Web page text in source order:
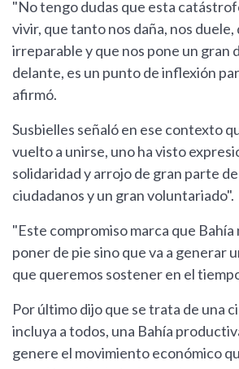
"No tengo dudas que esta
vivir, que tanto nos daña, nos duele,
irreparable y que nos pone un gran
delante, es un punto de inflexión
afirmó.
Susbielles señaló en ese contexto
vuelto a unirse, uno ha visto
solidaridad y arrojo de gran parte
ciudadanos y un gran voluntariado".
"Este compromiso marca que Bahía
poner de pie sino que va a generar
que queremos sostener en el
Por último dijo que se trata de una
incluya a todos, una Bahía
genere el movimiento económico